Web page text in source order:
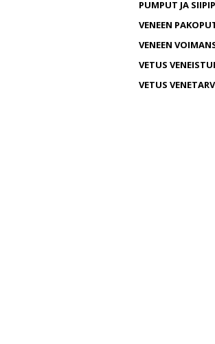
PUMPUT JA
VENEEN
VENEEN
VETUS
VETUS